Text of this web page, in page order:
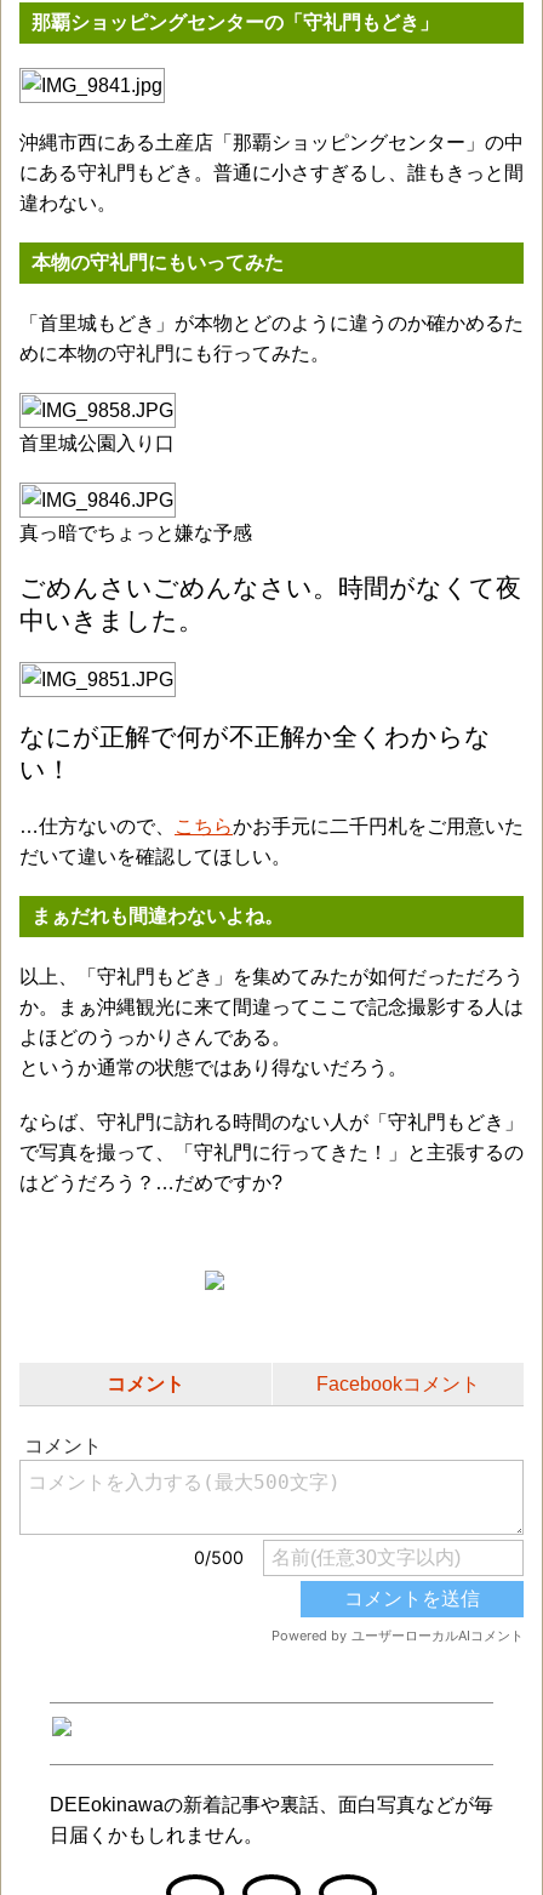
那覇ショッピングセンターの「守礼門もどき」
沖縄市西にある土産店「那覇ショッピングセンター」の中
にある守礼門もどき。普通に小さすぎるし、誰もきっと間
違わない。
本物の守礼門にもいってみた
「首里城もどき」が本物とどのように違うのか確かめるた
めに本物の守礼門にも行ってみた。
首里城公園入り口
真っ暗でちょっと嫌な予感
ごめんさいごめんなさい。時間がなくて夜
中いきました。
なにが正解で何が不正解か全くわからな
い！
…仕方ないので、 こちらかお手元に二千円札をご用意いた
だいて違いを確認してほしい。
まぁだれも間違わないよね。
以上、「守礼門もどき」を集めてみたが如何だっただろう
か。まぁ沖縄観光に来て間違ってここで記念撮影する人は
よほどのうっかりさんである。
というか通常の状態ではあり得ないだろう。
ならば、守礼門に訪れる時間のない人が「守礼門もどき」
で写真を撮って、「守礼門に行ってきた！」と主張するの
はどうだろう？…だめですか?
コメント Facebookコメント
DEEokinawaの新着記事や裏話、面白写真などが毎
日届くかもしれません。